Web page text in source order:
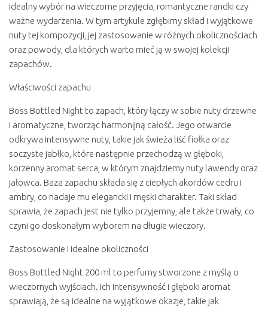
idealny wybór na wieczorne przyjęcia, romantyczne randki czy
ważne wydarzenia. W tym artykule zgłębimy skład i wyjątkowe
nuty tej kompozycji, jej zastosowanie w różnych okolicznościach
oraz powody, dla których warto mieć ją w swojej kolekcji
zapachów.
Właściwości zapachu
Boss Bottled Night to zapach, który łączy w sobie nuty drzewne
i aromatyczne, tworząc harmonijną całość. Jego otwarcie
odkrywa intensywne nuty, takie jak świeża liść fiołka oraz
soczyste jabłko, które następnie przechodzą w głęboki,
korzenny aromat serca, w którym znajdziemy nuty lawendy oraz
jałowca. Baza zapachu składa się z ciepłych akordów cedru i
ambry, co nadaje mu elegancki i męski charakter. Taki skład
sprawia, że zapach jest nie tylko przyjemny, ale także trwały, co
czyni go doskonałym wyborem na długie wieczory.
Zastosowanie i idealne okoliczności
Boss Bottled Night 200 ml to perfumy stworzone z myślą o
wieczornych wyjściach. Ich intensywność i głęboki aromat
sprawiają, że są idealne na wyjątkowe okazje, takie jak